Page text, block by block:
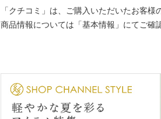
「クチコミ」は、ご購入いただいたお客
商品情報については「基本情報」にてご確